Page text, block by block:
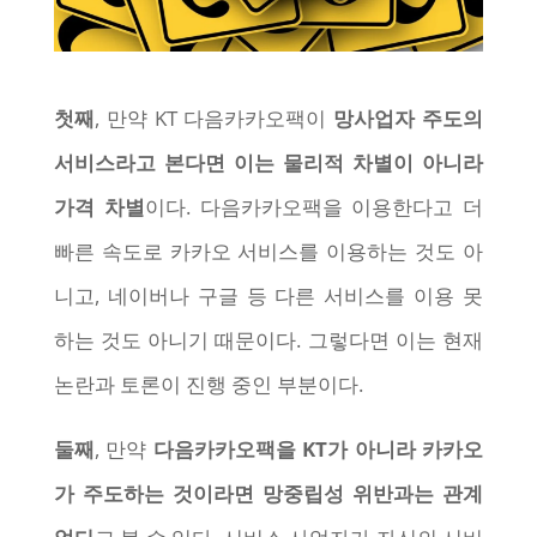
첫째, 만약 KT 다음카카오팩이 망사업자 주도의
서비스라고 본다면 이는 물리적 차별이 아니라
가격 차별이다. 다음카카오팩을 이용한다고 더
빠른 속도로 카카오 서비스를 이용하는 것도 아
니고, 네이버나 구글 등 다른 서비스를 이용 못
하는 것도 아니기 때문이다. 그렇다면 이는 현재
논란과 토론이 진행 중인 부분이다.
둘째, 만약 다음카카오팩을 KT가 아니라 카카오
가 주도하는 것이라면 망중립성 위반과는 관계